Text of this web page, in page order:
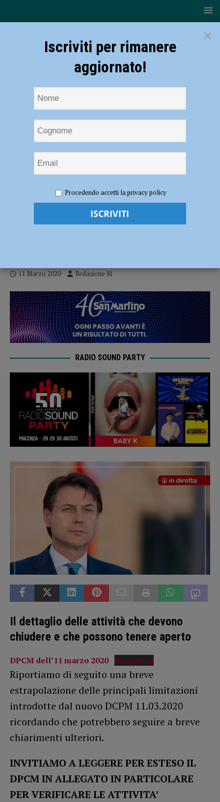
tutte le attività commerciali ad eccezione…” – IL DECRETO
Conte: “Chiusura di tutte le attività
11 Marzo 2020 Redazione M
RADIO SOUND PARTY
Il dettaglio delle attività che devono
chiudere e che possono tenere aperto
DPCM dell’11 marzo 2020 Download
Riportiamo di seguito una breve
estrapolazione delle principali limitazioni
introdotte dal nuovo DCPM 11.03.2020
ricordando che potrebbero seguire a breve
chiarimenti ulteriori.
INVITIAMO A LEGGERE PER ESTESO IL
DPCM IN ALLEGATO IN PARTICOLARE
PER VERIFICARE LE ATTIVITA’
×
Iscriviti per rimanere
aggiornato!
Procedendo accetti la privacy policy